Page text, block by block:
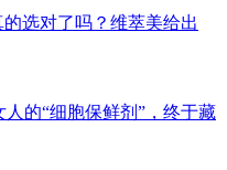
选对了吗？维萃美给出
的“细胞保鲜剂”，终于藏